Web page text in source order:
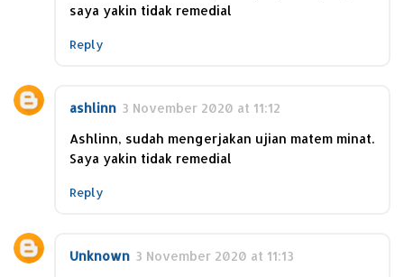
saya yakin tidak remedial
Reply
ashlinn 3 November 2020 at 11:12
Ashlinn, sudah mengerjakan ujian matem minat.
Saya yakin tidak remedial
Reply
Unknown 3 November 2020 at 11:13